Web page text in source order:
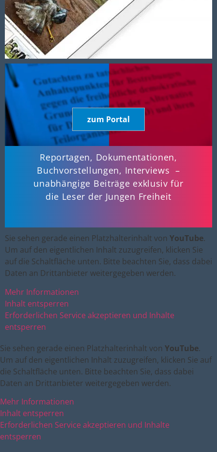
zum Portal
Reportagen, Dokumentationen,
Buchvorstellungen, Interviews –
unabhängige Beiträge exklusiv für
die Leser der Jungen Freiheit
Sie sehen gerade einen Platzhalterinhalt von YouTube.
Um auf den eigentlichen Inhalt zuzugreifen, klicken Sie
auf die Schaltfläche unten. Bitte beachten Sie, dass dabei
Daten an Drittanbieter weitergegeben werden.
Mehr Informationen
Inhalt entsperren
Erforderlichen Service akzeptieren und Inhalte
entsperren
Sie sehen gerade einen Platzhalterinhalt von YouTube.
Um auf den eigentlichen Inhalt zuzugreifen, klicken Sie auf
die Schaltfläche unten. Bitte beachten Sie, dass dabei
Daten an Drittanbieter weitergegeben werden.
Mehr Informationen
Inhalt entsperren
Erforderlichen Service akzeptieren und Inhalte
entsperren